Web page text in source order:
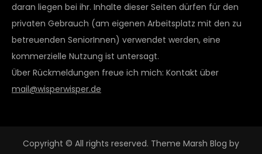
daran liegen bei ihr. Inhalte dieser Seiten dürfen für den
privaten Gebrauch (am eigenen Arbeitsplatz mit den zu
betreuenden SeniorInnen) verwendet werden, eine
kommerzielle Nutzung ist untersagt.
Über Rückmeldungen freue ich mich: Kontakt über
mail@wisperwisper.de
Copyright © All rights reserved. Theme Marsh Blog by